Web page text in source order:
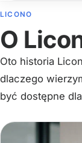
LICONO
O
Oto historia
dlaczego
być dostępne